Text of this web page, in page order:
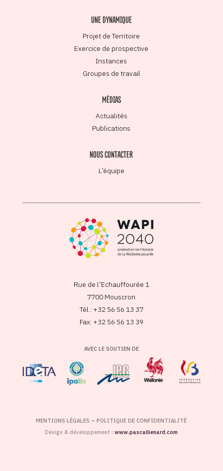
UNE DYNAMIQUE
Projet de Territoire
Exercice de prospective
Instances
Groupes de travail
MÉDIAS
Actualités
Publications
NOUS CONTACTER
L’équipe
Rue de l’Echauffourée 1
7700 Mouscron
Tél.: +32 56 56 13 37
Fax: +32 56 56 13 39
AVEC LE SOUTIEN DE
MENTIONS LÉGALES –POLITIQUE DE CONFIDENTIALITÉ
Design & développement :www.pascallienard.com